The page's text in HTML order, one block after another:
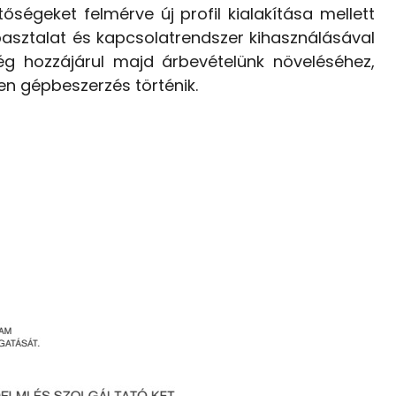
felmérve új profil kialakítása mellett
és kapcsolatrendszer kihasználásával
hozzájárul majd árbevételünk növeléséhez,
gépbeszerzés történik.